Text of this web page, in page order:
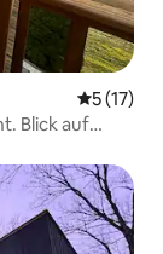
5 (17)
Blick auf